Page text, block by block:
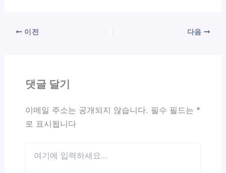
이전 다음
댓글 달기
이메일 주소는 공개되지 않습니다. 필수 필드는 *
로 표시됩니다